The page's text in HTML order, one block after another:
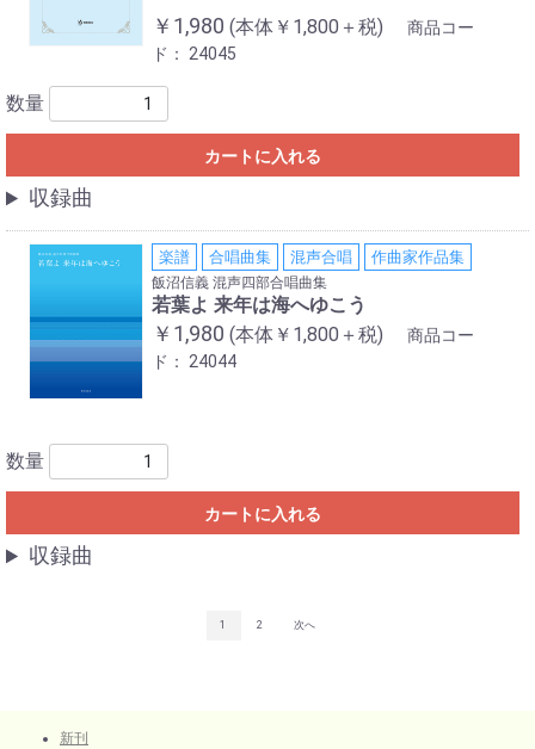
￥1,980 (本体￥1,800＋税)
商品コー
ド：24045
数量
カートに入れる
収録曲
楽譜 合唱曲集 混声合唱 作曲家作品集
飯沼信義 混声四部合唱曲集
若葉よ 来年は海へゆこう
￥1,980 (本体￥1,800＋税)
商品コー
ド：24044
数量
カートに入れる
収録曲
1 2 次へ
新刊